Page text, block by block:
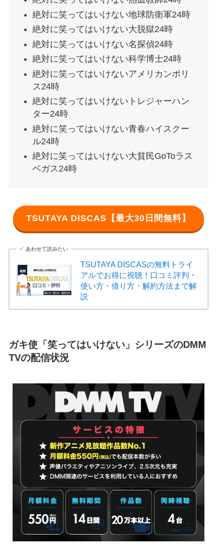
絶対に笑ってはいけない地球防衛軍24時
絶対に笑ってはいけない大脱獄24時
絶対に笑ってはいけない名探偵24時
絶対に笑ってはいけない科学博士24時
絶対に笑ってはいけないアメリカンポリ
ス24時
絶対に笑ってはいけないトレジャーハン
ター24時
絶対に笑ってはいけない青春ハイスクー
ル24時
絶対に笑ってはいけない大貧民GoToラス
ベガス24時
TSUTAYA DISCAS【最大30日間無料】
あわせて読みたい
TSUTAYA DISCASの無料トライ
アルでお得に視聴！口コミ評判・
使い方・借り方・解約方法まで解
説
ガキ使「笑ってはいけない」シリーズのDMM
TVの配信状況